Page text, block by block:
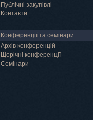
Публічні закупівлі
Контакти
Конференції та семінари
Архів конференцій
Щорічні конференції
Семінари